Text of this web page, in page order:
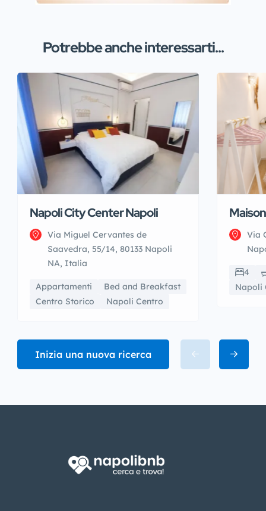
Potrebbe anche interessarti...
Napoli City Center Napoli
Via Miguel Cervantes de
Saavedra, 55/14, 80133 Napoli
NA, Italia
Appartamenti
Bed and Breakfast
Centro Storico
Napoli Centro
Via
4
Napoli
Inizia una nuova ricerca